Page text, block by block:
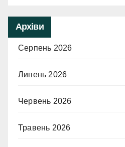
Архіви
Серпень 2026
Липень 2026
Червень 2026
Травень 2026